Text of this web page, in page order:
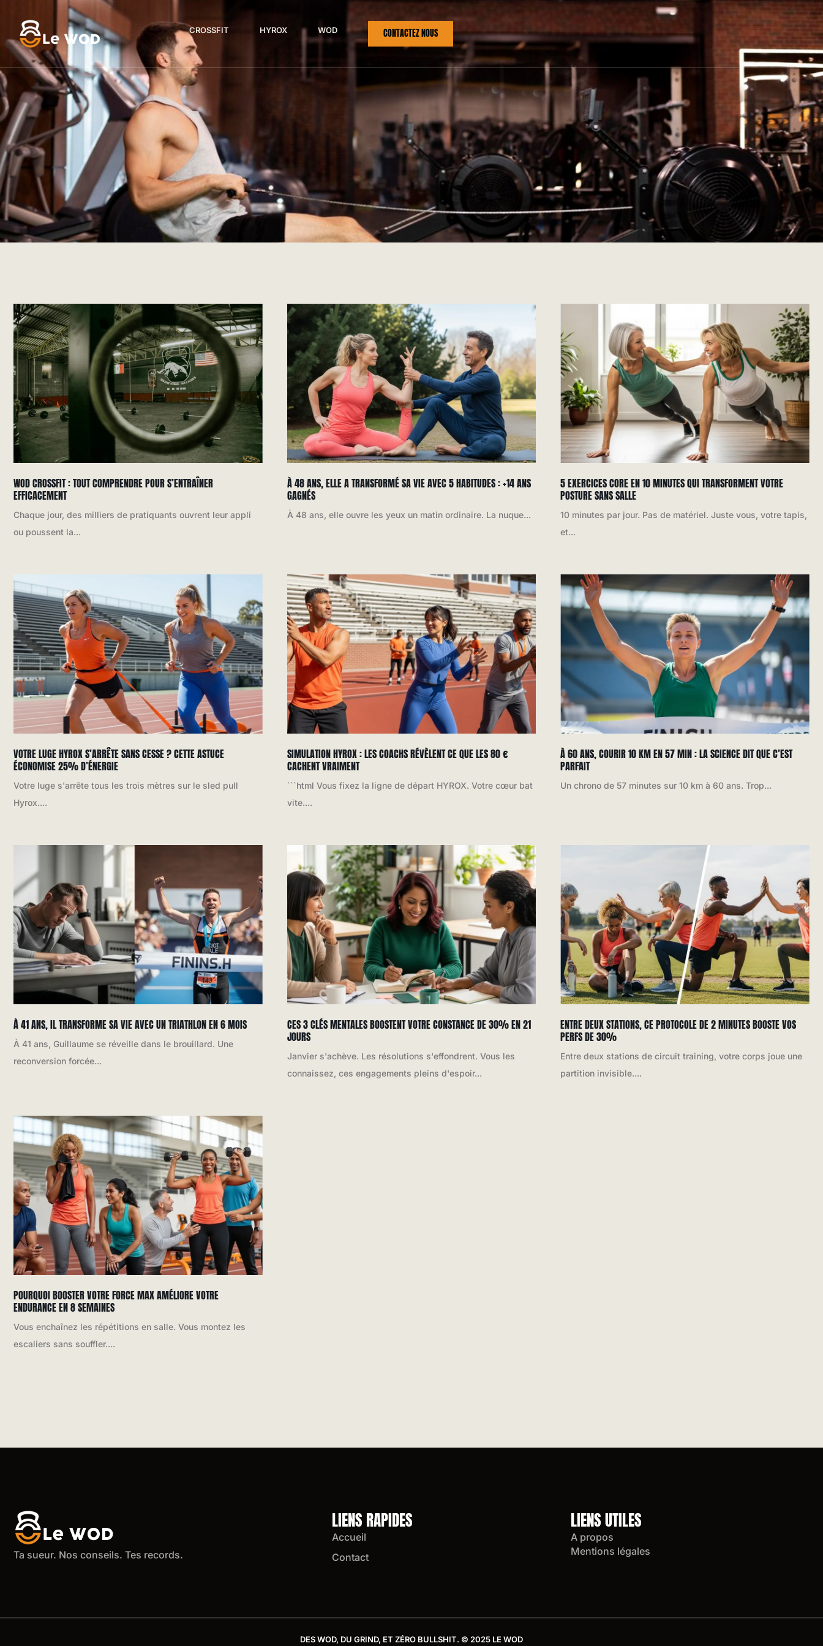
CROSSFIT HYROX WOD CONTACTEZ NOUS
WOD CROSSFIT : TOUT COMPRENDRE POUR S’ENTRAÎNER
EFFICACEMENT
Chaque jour, des milliers de pratiquants ouvrent leur appli
ou poussent la...
À 48 ANS, ELLE A TRANSFORMÉ SA VIE AVEC 5 HABITUDES : +14 ANS
GAGNÉS
À 48 ans, elle ouvre les yeux un matin ordinaire. La nuque...
5 EXERCICES CORE EN 10 MINUTES QUI TRANSFORMENT VOTRE
POSTURE SANS SALLE
10 minutes par jour. Pas de matériel. Juste vous, votre tapis,
et...
VOTRE LUGE HYROX S’ARRÊTE SANS CESSE ? CETTE ASTUCE
ÉCONOMISE 25% D’ÉNERGIE
Votre luge s'arrête tous les trois mètres sur le sled pull
Hyrox....
SIMULATION HYROX : LES COACHS RÉVÈLENT CE QUE LES 80 €
CACHENT VRAIMENT
```html Vous fixez la ligne de départ HYROX. Votre cœur bat
vite....
À 60 ANS, COURIR 10 KM EN 57 MIN : LA SCIENCE DIT QUE C’EST
PARFAIT
Un chrono de 57 minutes sur 10 km à 60 ans. Trop...
À 41 ANS, IL TRANSFORME SA VIE AVEC UN TRIATHLON EN 6 MOIS
À 41 ans, Guillaume se réveille dans le brouillard. Une
reconversion forcée...
CES 3 CLÉS MENTALES BOOSTENT VOTRE CONSTANCE DE 30% EN 21
JOURS
Janvier s'achève. Les résolutions s'effondrent. Vous les
connaissez, ces engagements pleins d'espoir...
ENTRE DEUX STATIONS, CE PROTOCOLE DE 2 MINUTES BOOSTE VOS
PERFS DE 30%
Entre deux stations de circuit training, votre corps joue une
partition invisible....
POURQUOI BOOSTER VOTRE FORCE MAX AMÉLIORE VOTRE
ENDURANCE EN 8 SEMAINES
Vous enchaînez les répétitions en salle. Vous montez les
escaliers sans souffler....
Ta sueur. Nos conseils. Tes records.
LIENS RAPIDES
Accueil
Contact
LIENS UTILES
A propos
Mentions légales
DES WOD, DU GRIND, ET ZÉRO BULLSHIT. © 2025 LE WOD